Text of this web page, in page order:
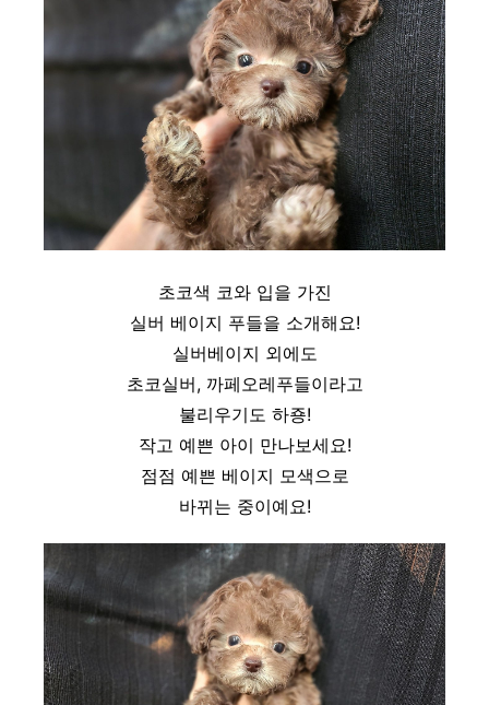
초코색 코와 입을 가진
실버 베이지 푸들을 소개해요!
실버베이지 외에도
초코실버, 까페오레푸들이라고
불리우기도 하죵!
작고 예쁜 아이 만나보세요!
점점 예쁜 베이지 모색으로
바뀌는 중이예요!